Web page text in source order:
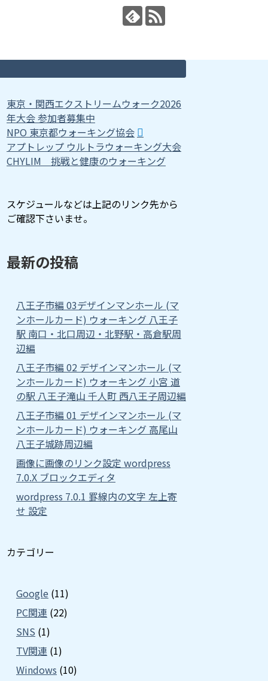
東京・関西エクストリームウォーク2026
年大会 参加者募集中
NPO 東京都ウォーキング協会
アプトレップ ウルトラウォーキング大会
CHYLIM 挑戦と健康のウォーキング
スケジュールなどは上記のリンク先から
ご確認下さいませ。
最新の投稿
八王子市編 03デザインマンホール (マ
ンホールカード) ウォーキング 八王子
駅 南口・北口周辺・北野駅・高倉駅周
辺編
八王子市編 02 デザインマンホール (マ
ンホールカード) ウォーキング 小宮 道
の駅 八王子滝山 千人町 西八王子周辺編
八王子市編 01 デザインマンホール (マ
ンホールカード) ウォーキング 高尾山
八王子城跡周辺編
画像に画像のリンク設定 wordpress
7.0.X ブロックエディタ
wordpress 7.0.1 罫線内の文字 左上寄
せ 設定
カテゴリー
Google (11)
PC関連 (22)
SNS (1)
TV関連 (1)
Windows (10)